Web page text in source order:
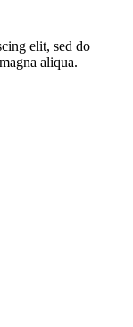
elit, sed do
aliqua.